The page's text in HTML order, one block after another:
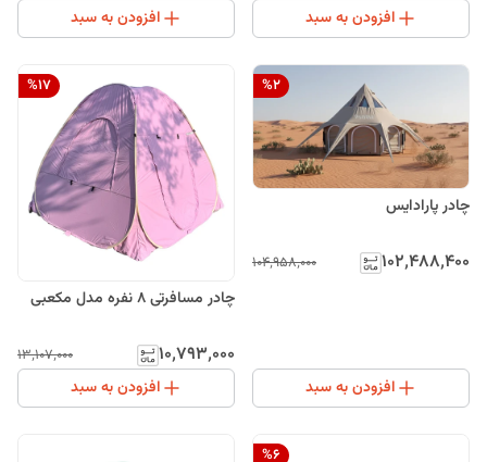
افزودن به سبد افزودن به سبد
%2
چادر پارادایس
۱۰۲٬۴۸۸٬۴۰۰ ۱۰۴٬۹۵۸٬۰۰۰
افزودن به سبد
%17
چادر مسافرتی 8 نفره مدل مکعبی
۱۰٬۷۹۳٬۰۰۰ ۱۳٬۱۰۷٬۰۰۰
افزودن به سبد
%6